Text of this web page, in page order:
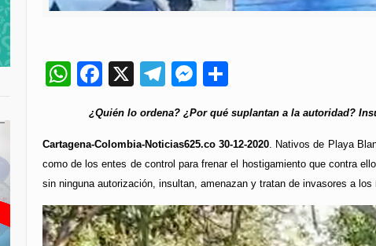
WhatsApp
Facebook
X Telegram
Messenger
¿Quién lo ordena? ¿Por qué suplantan a la autoridad?
Cartagena-Colombia-Noticias625.co 30-12-2020. Nativos de Playa
como de los entes de control para frenar el hostigamiento que contra
sin ninguna autorización, insultan, amenazan y tratan de invasores a los